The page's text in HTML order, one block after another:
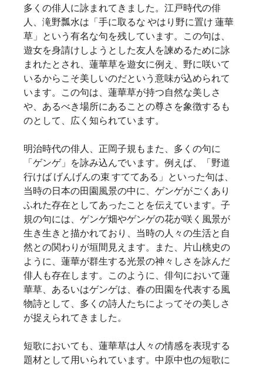
多くの俳人に詠まれてきました。江戸時代の俳
人、滝野瓢水は「手に取るな やはり野に置け 蓮華
草」という有名な句を残しています。この句は、
遊女を身請けしようとした友人を諫めるために詠
まれたとされ、蓮華草を遊女に例え、野に咲いて
いるからこそ美しいのだという意味が込められて
います。この句は、蓮華草が持つ自然な美しさ
や、あるべき場所にあることの尊さを象徴するも
のとして、広く知られています。
明治時代の俳人、正岡子規もまた、多くの句に
「ゲンゲ」を詠み込んでいます。例えば、「野道
行けば げんげんの束 すててある」といった句は、
当時の日本の田園風景の中に、ゲンゲがごくあり
ふれた存在としてあったことを伝えています。子
規の句には、ゲンゲ畑やゲンゲの花が咲く風景が
生き生きと描かれており、当時の人々の生活と自
然との関わりが垣間見えます。また、片山桃史の
ように、蓮華が群生する光景の神々しさを詠んだ
俳人も存在します。このように、俳句において蓮
華草、あるいはゲンゲは、春の田園を代表する風
物詩として、多くの詩人たちによってその美しさ
が捉えられてきました。
短歌においても、蓮華草は人々の情感を表現する
題材として用いられています。中原中也の短歌に